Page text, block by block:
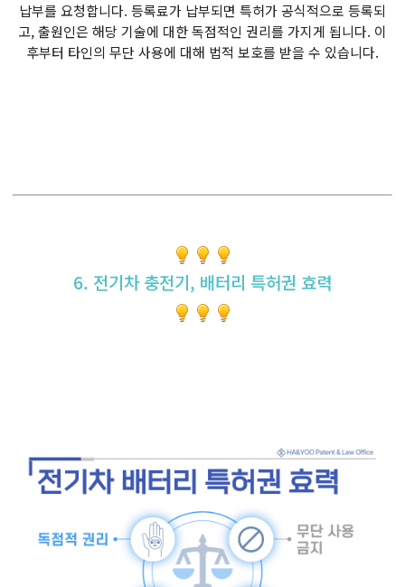
납부를 요청합니다. 등록료가 납부되면 특허가 공식적으로 등록되
고, 출원인은 해당 기술에 대한 독점적인 권리를 가지게 됩니다. 이
후부터 타인의 무단 사용에 대해 법적 보호를 받을 수 있습니다.
6. 전기차 충전기, 배터리 특허권 효력